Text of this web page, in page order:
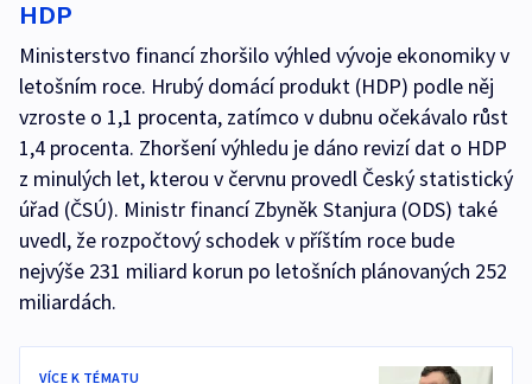
HDP
Ministerstvo financí zhoršilo výhled vývoje ekonomiky v
letošním roce. Hrubý domácí produkt (HDP) podle něj
vzroste o 1,1 procenta, zatímco v dubnu očekávalo růst
1,4 procenta. Zhoršení výhledu je dáno revizí dat o HDP
z minulých let, kterou v červnu provedl Český statistický
úřad (ČSÚ). Ministr financí Zbyněk Stanjura (ODS) také
uvedl, že rozpočtový schodek v příštím roce bude
nejvýše 231 miliard korun po letošních plánovaných 252
miliardách.
VÍCE K TÉMATU